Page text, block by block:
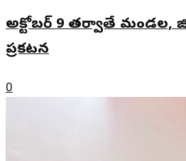
అక్టోబర్ 9 తర్వాతే మండల,
ప్రకటన
0